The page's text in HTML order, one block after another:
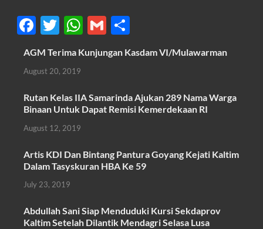
F
ac
e
b
o
o
k
T
w
itt
er
W
h
at
A
p
G
ail
h
ar
AGM Terima Kunjungan Kasdam VI/Mulawarman
August 20, 2019
Rutan Kelas IIA Samarinda Ajukan 289 Nama Warga
Binaan Untuk Dapat Remisi Kemerdekaan RI
August 12, 2019
Artis KDI Dan Bintang Pantura Goyang Kejati Kaltim
Dalam Tasyskuran HBA Ke 59
July 23, 2019
Abdullah Sani Siap Menduduki Kursi Sekdaprov
Kaltim Setelah Dilantik Mendagri Selasa Lusa